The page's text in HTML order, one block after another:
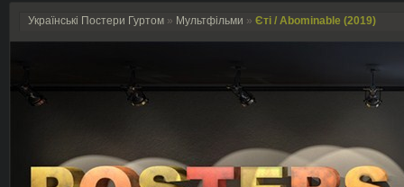
Українські Постери Гуртом » Мультфільми » Єті / Abominable (2019)